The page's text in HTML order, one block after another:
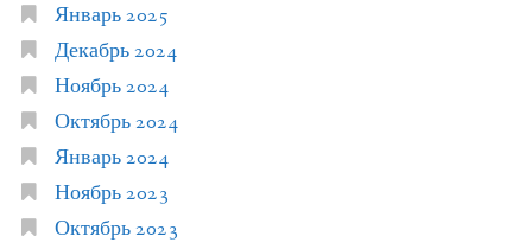
Январь 2025
Декабрь 2024
Ноябрь 2024
Октябрь 2024
Январь 2024
Ноябрь 2023
Октябрь 2023